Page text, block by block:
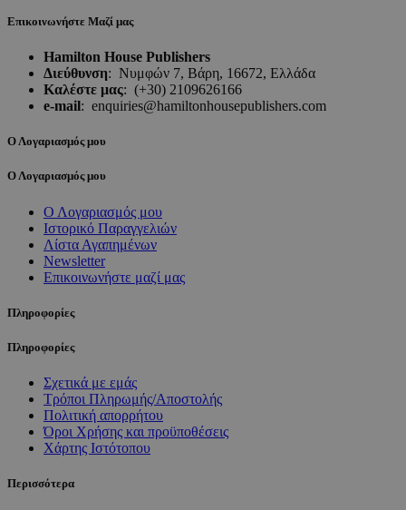
Επικοινωνήστε Μαζί μας
Hamilton House Publishers
Διεύθυνση: Νυμφών 7, Βάρη, 16672, Ελλάδα
Καλέστε μας: (+30) 2109626166
e-mail: enquiries@hamiltonhousepublishers.com
Ο Λογαριασμός μου
Ο Λογαριασμός μου
Ο Λογαριασμός μου
Ιστορικό Παραγγελιών
Λίστα Αγαπημένων
Newsletter
Επικοινωνήστε μαζί μας
Πληροφορίες
Πληροφορίες
Σχετικά με εμάς
Τρόποι Πληρωμής/Αποστολής
Πολιτική απορρήτου
Όροι Χρήσης και προϋποθέσεις
Χάρτης Ιστότοπου
Περισσότερα